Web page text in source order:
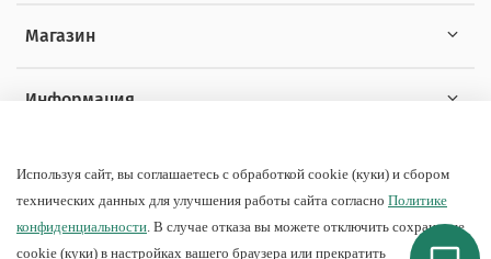
Магазин
Информация
Используя сайт, вы соглашаетесь с обработкой cookie (куки) и сбором
технических данных для улучшения работы сайта согласно Политике
конфиденциальности. В случае отказа вы можете отключить сохранение
cookie (куки) в настройках вашего браузера или прекратить